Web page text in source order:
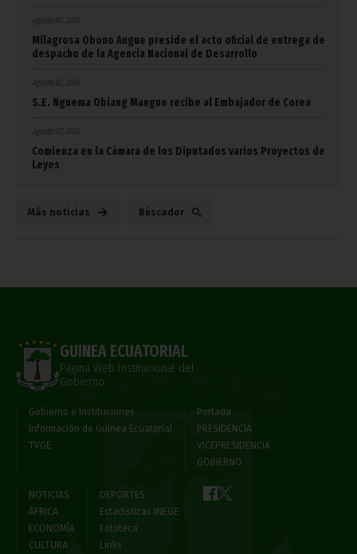
agosto 07, 2026
Milagrosa Obono Angue preside el acto oficial de entrega de
despacho de la Agencia Nacional de Desarrollo
agosto 07, 2026
S.E. Nguema Obiang Mangue recibe al Embajador de Corea
agosto 07, 2026
Comienza en la Cámara de los Diputados varios Proyectos de
Leyes
Más noticias Búscador
GUINEA ECUATORIAL
Página Web Institucional del
Gobierno
Gobierno e Instituciones
Información de Guinea Ecuatorial
TVGE
Portada
PRESIDENCIA
VICEPRESIDENCIA
GOBIERNO
NOTICIAS
ÁFRICA
ECONOMÍA
CULTURA
DEPORTES
Estadísticas INEGE
Fototeca
Links